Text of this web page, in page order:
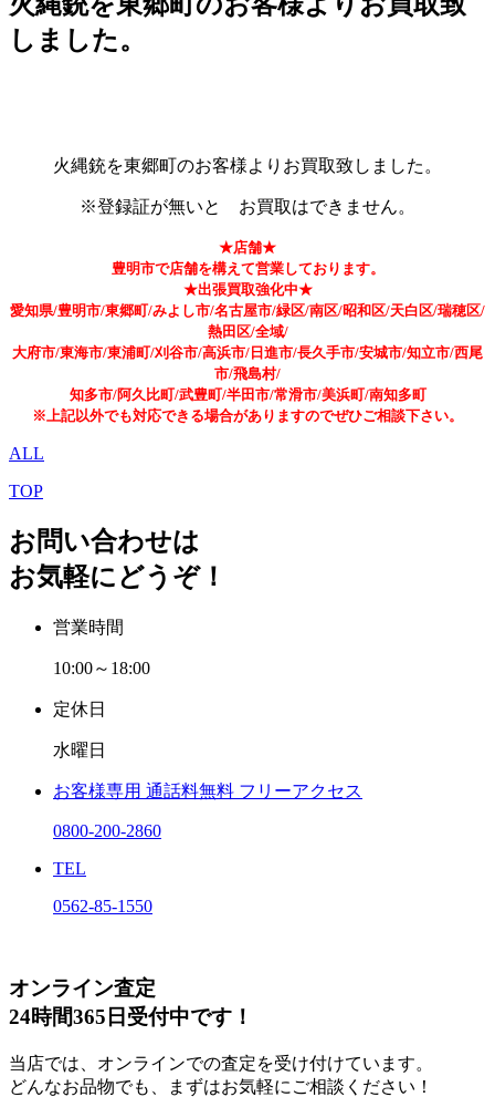
しました。
火縄銃を東郷町のお客様よりお買取致しました。
※登録証が無いと お買取はできません。
★店舗★
豊明市で店舗を構えて営業しております。
★出張買取強化中★
愛知県/豊明市/東郷町/みよし市/名古屋市/緑区/南区/昭和区/天白区/瑞穂区/
熱田区/全域/
大府市/東海市/東浦町/刈谷市/高浜市/日進市/長久手市/安城市/知立市/西尾
市/飛島村/
知多市/阿久比町/武豊町/半田市/常滑市/美浜町/南知多町
※上記以外でも対応できる場合がありますのでぜひご相談下さい。
ALL
TOP
お問い合わせは
お気軽にどうぞ！
営業時間
10:00～18:00
定休日
水曜日
お客様専用 通話料無料 フリーアクセス
0800-200-2860
TEL
0562-85-1550
オンライン査定
24時間365日受付中です！
当店では、オンラインでの査定を受け付けています。
どんなお品物でも、まずはお気軽にご相談ください！